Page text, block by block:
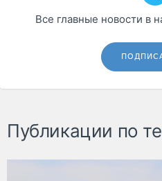
Все главные новости в
Публикации по